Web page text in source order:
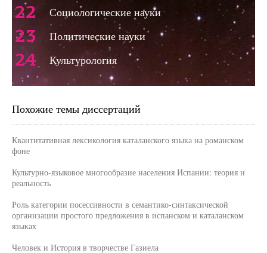
22 Социологические науки
23 Политические науки
24 Культурология
Похожие темы диссертаций
Квантитативная лексикология каталанского языка на романском
фоне
Культурно-языковое многообразие населения Испании: теория и
реальность
Роль категории посессивности в семантико-синтаксической
организации простого предложения в испанском и каталанском
языках
Человек и История в творчестве Газиела